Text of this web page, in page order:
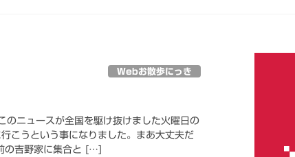
Webお散歩にっき
ニュースが全国を駆け抜けました火曜日の
こうという事になりました。まあ大丈夫だ
の吉野家に集合と […]